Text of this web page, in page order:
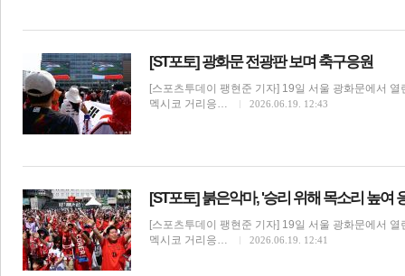
[ST포토] 광화문 전광판 보며 축구응원
[스포츠투데이 팽현준 기자] 19일 서울 광화문에서
멕시코 거리응…
2026.06.19. 12:43
[ST포토] 붉은악마, '승리 위해 목소리 높여
[스포츠투데이 팽현준 기자] 19일 서울 광화문에서
멕시코 거리응…
2026.06.19. 12:41